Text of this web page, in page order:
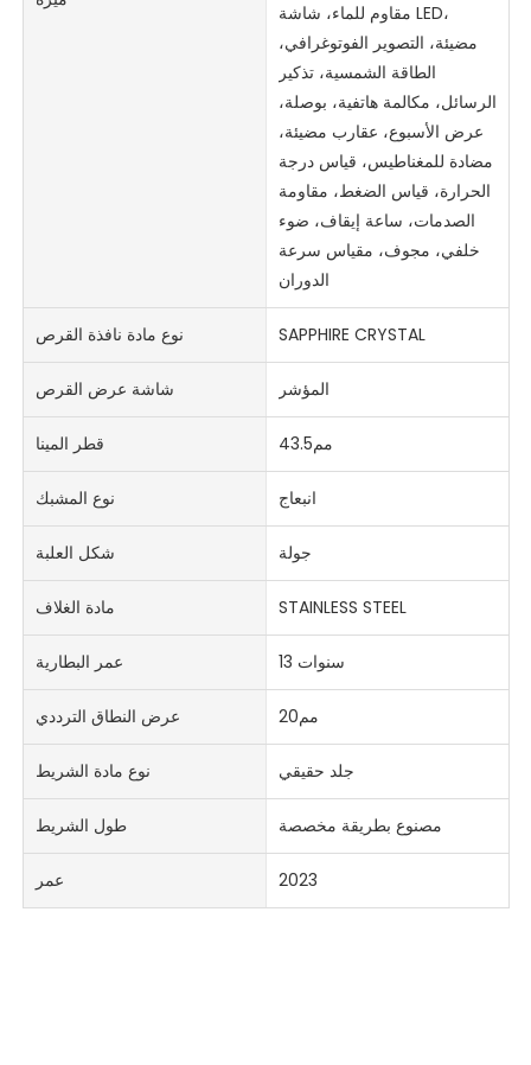
مقاوم للماء، شاشة LED،
مضيئة، التصوير الفوتوغرافي،
الطاقة الشمسية، تذكير
الرسائل، مكالمة هاتفية، بوصلة،
عرض الأسبوع، عقارب مضيئة،
مضادة للمغناطيس، قياس درجة
الحرارة، قياس الضغط، مقاومة
الصدمات، ساعة إيقاف، ضوء
خلفي، مجوف، مقياس سرعة
الدوران
نوع مادة نافذة القرص SAPPHIRE CRYSTAL
شاشة عرض القرص المؤشر
قطر المينا مم43.5
نوع المشبك انبعاج
شكل العلبة جولة
مادة الغلاف STAINLESS STEEL
عمر البطارية 13 سنوات
عرض النطاق الترددي مم20
نوع مادة الشريط جلد حقيقي
طول الشريط مصنوع بطريقة مخصصة
عمر 2023